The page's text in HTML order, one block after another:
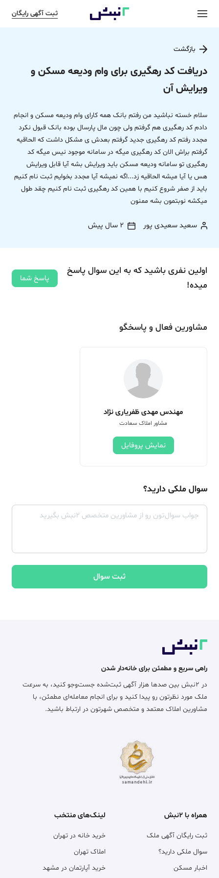
ثبت آگهی رایگان
بازگشت
دریافت کد رهگیری برای وام ودیعه مسکن و
ویرایش آن
سلام خسته نباشید من رفتم بانک همه کارای وام ودیعه مسکن و انجام
دادم کد رهگیری هم گرفتم ولی چون مال پارسال بوده بانک قبول نکرد
مجدد رفتم کد رهگیری جدید گرفتم بعدش ی مشکل داشت که الحاقیه
گرفتم براش الان کد رهگیری میگه در سامانه موجود نیس میگه کد
رهگیری تو سامانه ودیعه مسکن باید ویرایش بشه آیا قابل ویرایش
هس یا آیا میشه الحاقیه زد...اگه نمیشه آیا مجدد بخوایم ثبت نام کنیم
باید از صفر شروع کنیم با همین کد رهگیری ثبت نام کنیم چقد طول
میکشه نوبتمون بشه ممنون
سعید سعیدی پور 2 سال پیش
اولین نفری باشید که به این سوال پاسخ
میده!
پاسخ شما
مشاورین فعال و پاسخگو
مهندس مهدی ظفریاری نژاد
مشاور املاک سعادت
نمایش پروفایل
سوال ملکی دارید؟
ثبت سوال
راهی سریع و مطمئن برای خانه‌دار شدن
در ۲نبش بین صدها هزار آگهی ثبت‌شده جست‌وجو کنید، به سرعت
ملک مورد نظرتون رو پیدا کنید و برای انجام معامله‌ای مطمئن، با
مشاورین املاک معتمد و متخصص شهرتون در ارتباط باشید.
همراه با ۲نبش
ثبت رایگان آگهی ملک
سوال ملکی دارید؟
اخبار مسکن
لینک‌های منتخب
خرید خانه در تهران
املاک تهران
خرید آپارتمان در مشهد